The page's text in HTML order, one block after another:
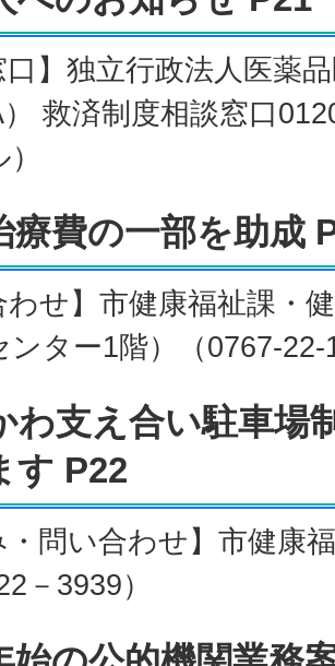
口】独立行政法人医薬
） 救済制度相談窓口
療費の一部を助成
わせ】市健康福祉課・
ンター1階）（0767-22-
わ支え合い駐車場
す P22
・問い合わせ】市健康
－3939）